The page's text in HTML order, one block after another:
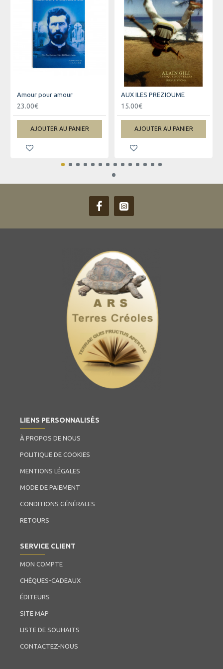
Amour pour amour
23.00€
AJOUTER AU PANIER
AUX ILES PREZIOUME
15.00€
AJOUTER AU PANIER
LIENS PERSONNALISÉS
À PROPOS DE NOUS
POLITIQUE DE COOKIES
MENTIONS LÉGALES
MODE DE PAIEMENT
CONDITIONS GÉNÉRALES
RETOURS
SERVICE CLIENT
MON COMPTE
CHÈQUES-CADEAUX
ÉDITEURS
SITE MAP
LISTE DE SOUHAITS
CONTACTEZ-NOUS